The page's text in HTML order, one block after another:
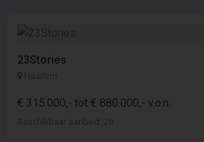
23Stories
Haarlem
€ 315.000,- tot € 880.000,- v.o.n.
Beschikbaar aanbod: 26